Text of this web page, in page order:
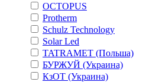
OCTOPUS
Protherm
Schulz Technology
Solar Led
TATRAMET (Польша)
БУРЖУЙ (Украина)
КзОТ (Украина)